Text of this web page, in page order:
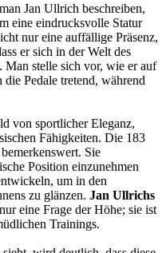
Jan Ullrich beschreiben,
eine eindrucksvolle Statur
nur eine auffällige Präsenz,
er sich in der Welt des
Man stelle sich vor, wie er auf
Pedale tretend, während
von sportlicher Eleganz,
Fähigkeiten. Die 183
Sie
Position einzunehmen
um in den
zu glänzen. Jan Ullrichs
eine Frage der Höhe; sie ist
Trainings.